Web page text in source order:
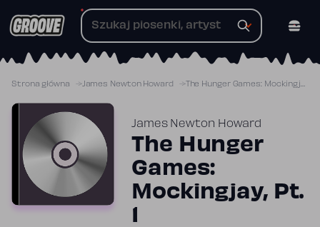
do
Strona główna James Newton Howard The Hunger Games: Mockingjay, Pt. 1
James Newton Howard
The Hunger
Games:
Mockingjay, Pt.
1